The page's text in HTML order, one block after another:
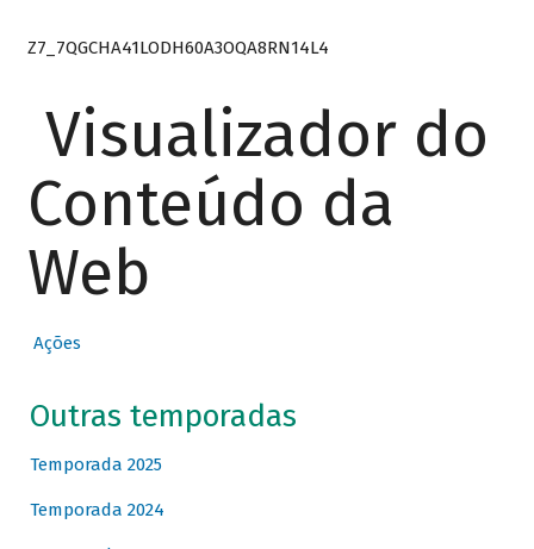
Z7_7QGCHA41LODH60A3OQA8RN14L4
Visualizador do
Conteúdo da
Web
Ações
Outras temporadas
Temporada 2025
Temporada 2024